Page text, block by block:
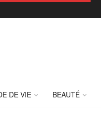
DE VIE BEAUTÉ